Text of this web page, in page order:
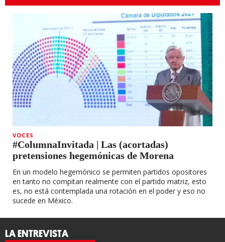
VOCES
#ColumnaInvitada | Las (acortadas)
pretensiones hegemónicas de Morena
En un modelo hegemónico se permiten partidos opositores
en tanto no compitan realmente con el partido matriz, esto
es, no está contemplada una rotación en el poder y eso no
sucede en México.
LA ENTREVISTA